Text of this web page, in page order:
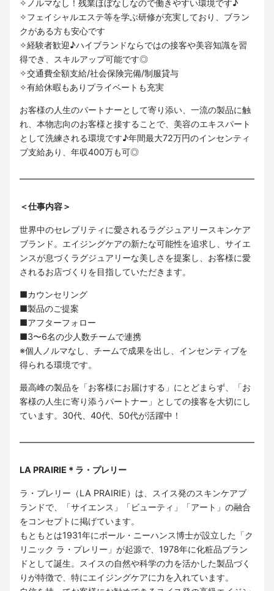
✧ノルマなし！残業ほぼなしなので働きやすい環境です♪
✧フェイシャルエステ等を学ぶ研修が充実しており、ブラン
クがある方も安心です
✧経験者歓迎♪ハイブランドならではの接客や美容知識を習
得でき、スキルアップ可能です◎
✧交通費全額支給/社会保険完備/制服貸与
✧有給休暇もありプライベートも充実
お客様の人生のパートナーとして寄り添い、一流の製品に触
れ、本物志向のお客様と接することで、美容のエキスパート
として洗練される環境です♪年間最大72万円のインセンティ
ブ支給あり、年収400万も可◎
＜仕事内容＞
世界中のセレブリティに愛されるラグジュアリースキンケア
ブランド。エイジングケアの新たな可能性を追求し、サイエ
ンスが息づくラグジュアリーな美しさを提案し、お客様に愛
されるお店づくりを目指していただきます。
■カウンセリング
■製品のご提案
■アフターフォロー
■3〜6名の少人数チームで連携
※個人ノルマなし、チームで成果を出し、インセンティブを
得られる環境です。
最高峰の製品を「お客様にお届けする」にとどまらず、「お
客様の人生に寄り添うパートナー」としての接客を大切にし
ています。30代、40代、50代が活躍中！
LA PRAIRIE＊ラ・プレリー
ラ・プレリー（LA PRAIRIE）は、スイス発のスキンケアブ
ランドで、「サイエンス」「ビューティ」「アート」の融合
をコンセプトに掲げています。
もともとは1931年にポール・ニーハンス博士が設立した「ク
リニック ラ・プレリー」が起源で、1978年に化粧品ブラン
ドとして誕生。スイスの自然や科学の力を活かした製品づく
りが特徴で、特にエイジングケアに力を入れています。